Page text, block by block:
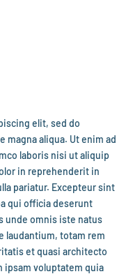
elit, sed do
aliqua. Ut enim ad
laboris nisi ut aliquip
in reprehenderit in
pariatur. Excepteur sint
qui officia deserunt
unde omnis iste natus
laudantium, totam rem
et quasi architecto
ipsam voluptatem quia